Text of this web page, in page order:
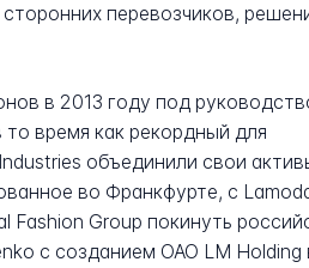
перевозчиков,
в 2013 году под
время как рекордный для
объединили свои
во Франкфурте, с
Group покинуть
с созданием ОАО LM Holding